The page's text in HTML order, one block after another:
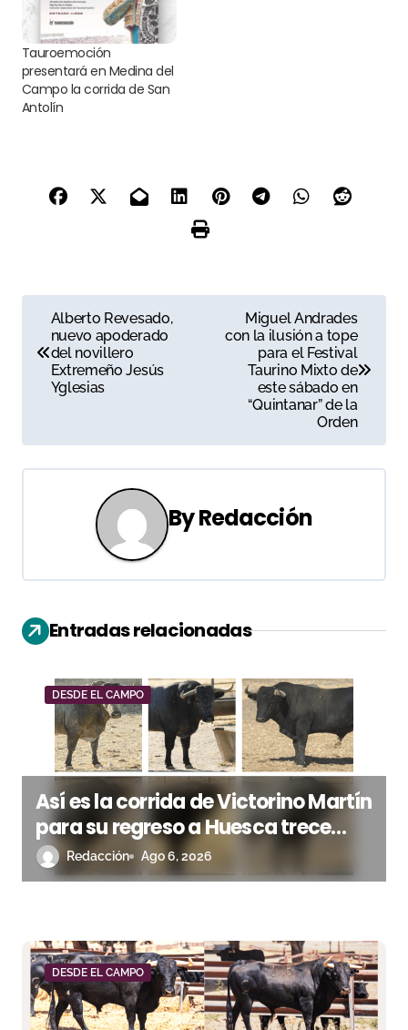
Tauroemoción
presentará en Medina del
Campo la corrida de San
Antolín
a
g
i
ó
n
n
r
d
a
Alberto Revesado,
nuevo apoderado
del novillero
Extremeño Jesús
Yglesias
Miguel Andrades
con la ilusión a tope
para el Festival
Taurino Mixto de
este sábado en
“Quintanar” de la
Orden
ByRedacción
Entradas relacionadas
DESDE EL CAMPO
Así es la corrida de Victorino Martín
para su regreso a Huesca trece
años después (Imágenes)
Redacción Ago 6, 2026
DESDE EL CAMPO